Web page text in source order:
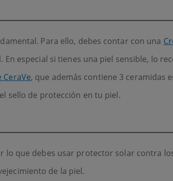
Para ello, debes contar con una
especial si tienes una piel sensible, lo
, que además contiene 3 ceramidas
sello de protección en tu piel.
que debes usar protector solar contra
de la piel.